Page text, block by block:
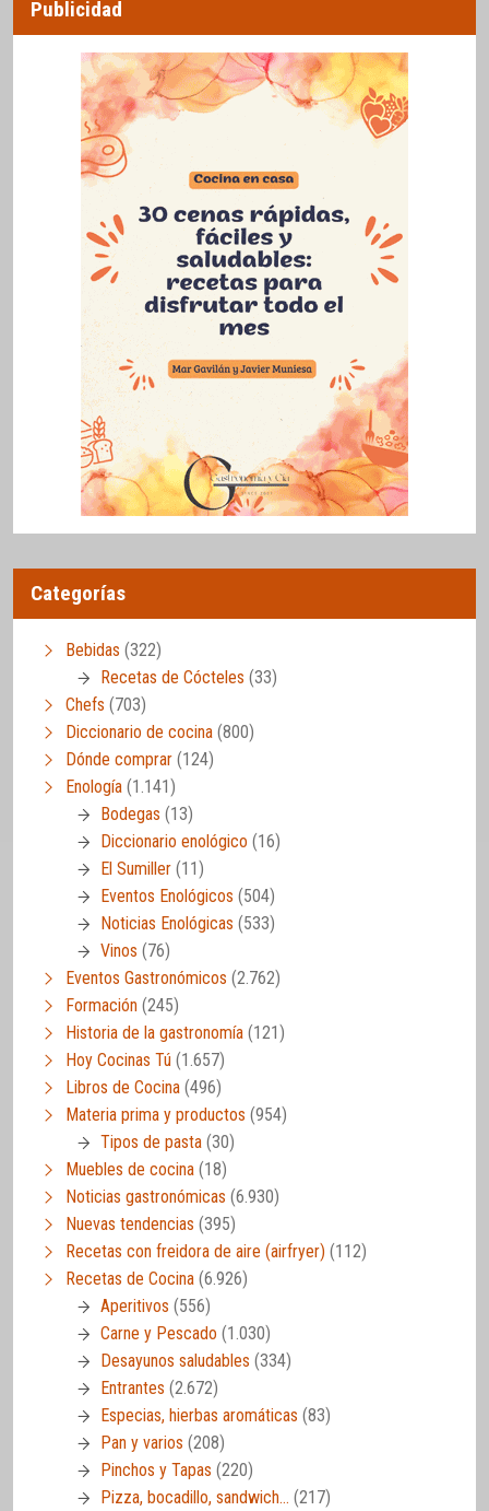
Publicidad
Categorías
Bebidas (322)
Recetas de Cócteles (33)
Chefs (703)
Diccionario de cocina (800)
Dónde comprar (124)
Enología (1.141)
Bodegas (13)
Diccionario enológico (16)
El Sumiller (11)
Eventos Enológicos (504)
Noticias Enológicas (533)
Vinos (76)
Eventos Gastronómicos (2.762)
Formación (245)
Historia de la gastronomía (121)
Hoy Cocinas Tú (1.657)
Libros de Cocina (496)
Materia prima y productos (954)
Tipos de pasta (30)
Muebles de cocina (18)
Noticias gastronómicas (6.930)
Nuevas tendencias (395)
Recetas con freidora de aire (airfryer) (112)
Recetas de Cocina (6.926)
Aperitivos (556)
Carne y Pescado (1.030)
Desayunos saludables (334)
Entrantes (2.672)
Especias, hierbas aromáticas (83)
Pan y varios (208)
Pinchos y Tapas (220)
Pizza, bocadillo, sandwich… (217)